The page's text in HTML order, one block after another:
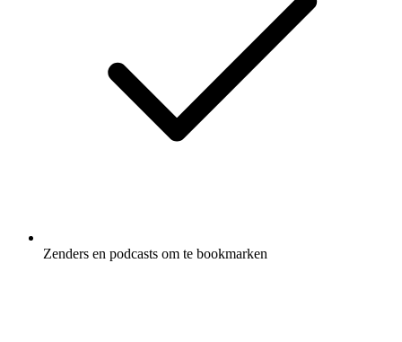
Zenders en podcasts om te bookmarken